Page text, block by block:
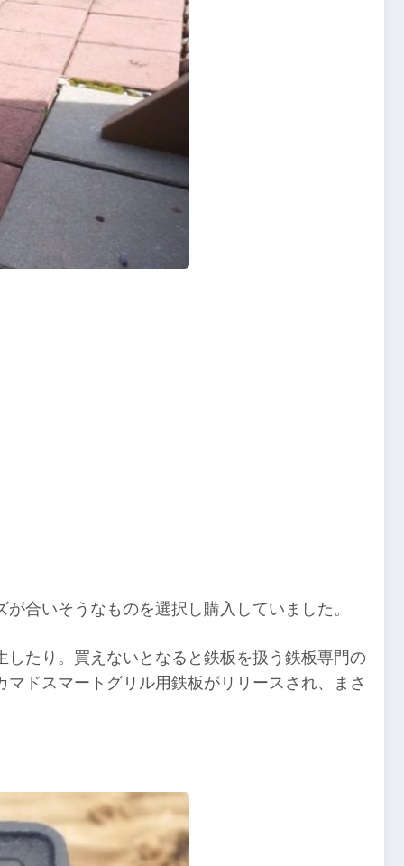
合いそうなものを選択し購入していました。
たり。買えないとなると鉄板を扱う鉄板専門の
ドスマートグリル用鉄板がリリースされ、まさ